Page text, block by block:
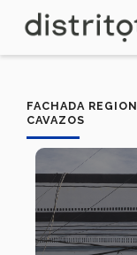
principal
FACHADA
CAVAZOS